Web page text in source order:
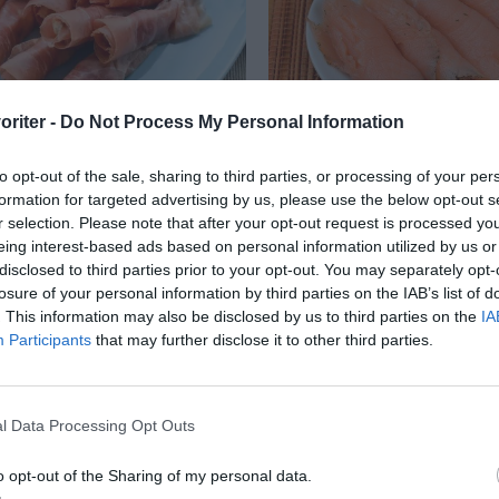
- Do Not Process My Personal Information
opt-out of the sale, sharing to third parties, or processing of your
for targeted advertising by us, please use the below opt-out
selection. Please note that after your opt-out request is processed
interest-based ads based on personal information utilized by us
to third parties prior to your opt-out. You may separately
of your personal information by third parties on the IAB’s list of
This information may also be disclosed by us to third parties on the
Participants that may further disclose it to other third parties.
Data Processing Opt Outs
opt-out of the Sharing of my personal data.
av
med färskost och
som blir små tapas
wasabi
Laxrullar med
het wasabi är ett gott
fördrink, buffé eller som
RECEPT